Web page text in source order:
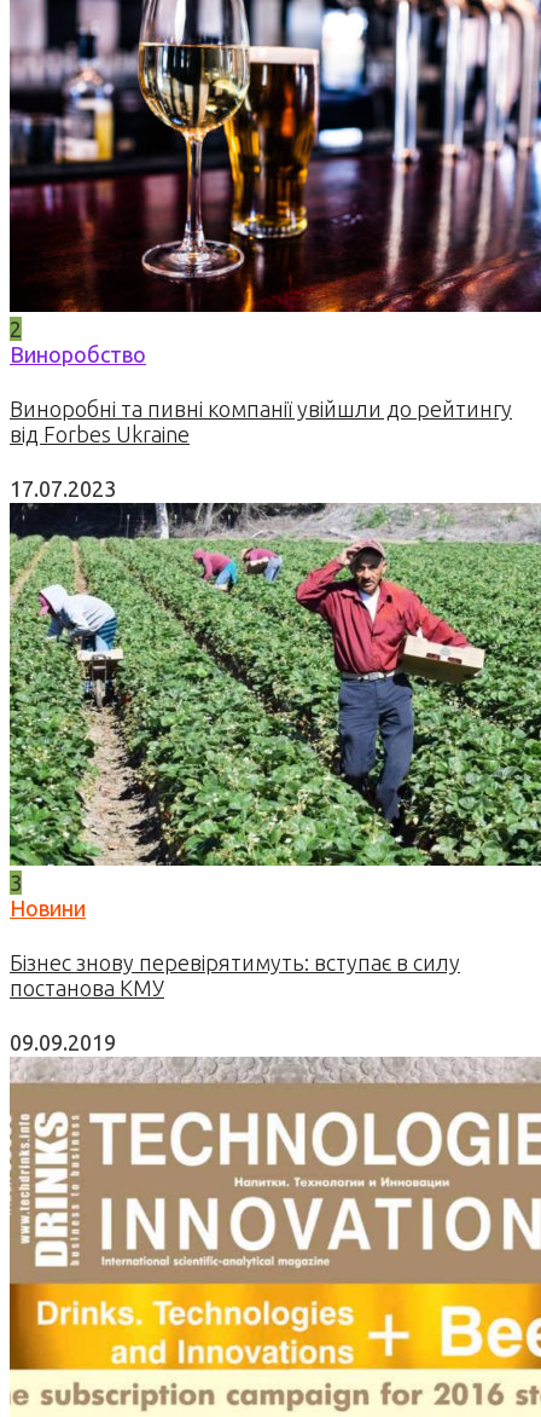
2
Виноробство
Виноробні та пивні компанії увійшли до рейтингу
від Forbes Ukraine
17.07.2023
3
Новини
Бізнес знову перевірятимуть: вступає в силу
постанова КМУ
09.09.2019